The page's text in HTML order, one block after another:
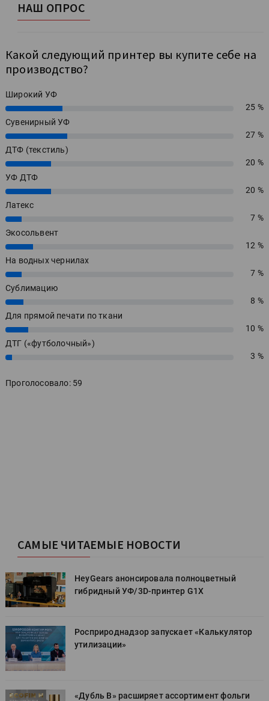
НАШ ОПРОС
Какой следующий принтер вы купите себе на
производство?
Широкий УФ
25%
25 %
Сувенирный УФ
27%
27 %
ДТФ (текстиль)
20%
20 %
УФ ДТФ
20%
20 %
Латекс
7%
7 %
Экосольвент
12%
12 %
На водных чернилах
7%
7 %
Сублимацию
8%
8 %
Для прямой печати по ткани
10%
10 %
ДТГ («футболочный»)
3% 3 %
Проголосовало: 59
САМЫЕ ЧИТАЕМЫЕ НОВОСТИ
HeyGears анонсировала полноцветный
гибридный УФ/3D-принтер G1X
Росприроднадзор запускает «Калькулятор
утилизации»
«Дубль В» расширяет ассортимент фольги